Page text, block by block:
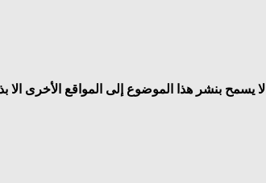
لا يسمح بنشر هذا الموضوع إلى المواقع الأخرى